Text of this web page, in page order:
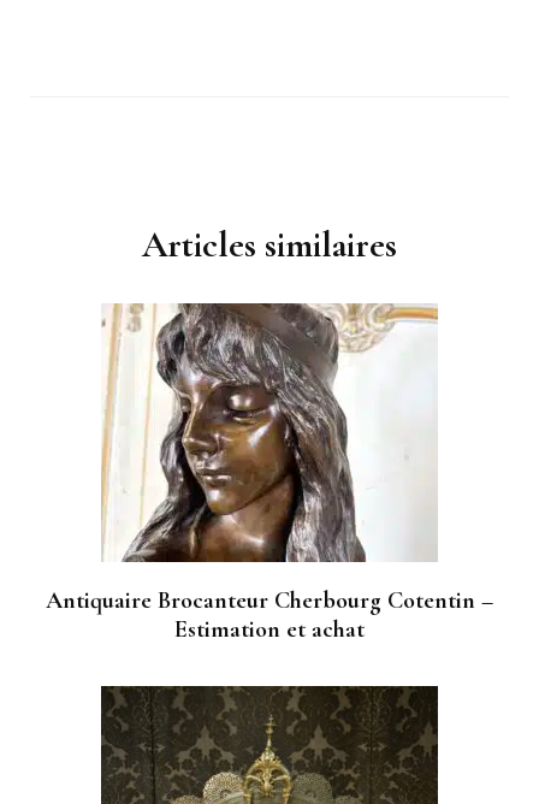
Articles similaires
Antiquaire Brocanteur Cherbourg Cotentin –
Estimation et achat